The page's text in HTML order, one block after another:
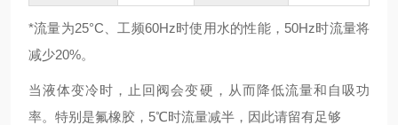
*流量为25°C、工频60Hz时使用水的性能，50Hz时流量将
减少20%。
当液体变冷时，止回阀会变硬，从而降低流量和自吸功
率。特别是氟橡胶，5℃时流量减半，因此请留有足够